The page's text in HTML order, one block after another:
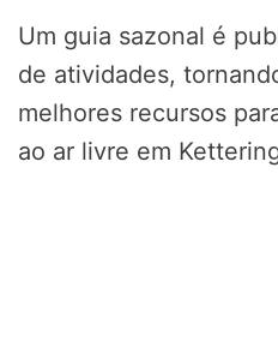
Um guia sazonal é
de atividades,
melhores recursos
ao ar livre em